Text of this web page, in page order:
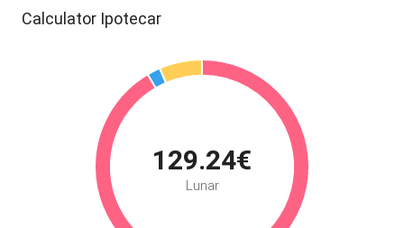
Calculator Ipotecar
129.24€
Lunar